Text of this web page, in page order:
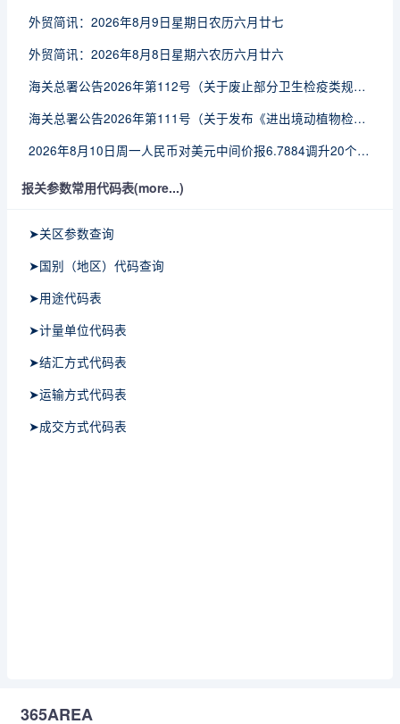
外贸简讯：2026年8月9日星期日农历六月廿七
外贸简讯：2026年8月8日星期六农历六月廿六
海关总署公告2026年第112号（关于废止部分卫生检疫类规范性文件的公告）
海关总署公告2026年第111号（关于发布《进出境动植物检疫处理监督管理工作规定》《进出境卫生处理监督管理工作规定》的公告）
2026年8月10日周一人民币对美元中间价报6.7884调升20个基点
报关参数常用代码表(more...)
➤关区参数查询
➤国别（地区）代码查询
➤用途代码表
➤计量单位代码表
➤结汇方式代码表
➤运输方式代码表
➤成交方式代码表
365AREA